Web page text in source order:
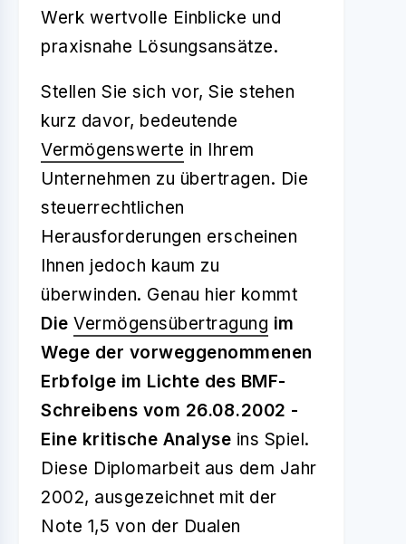
Werk wertvolle Einblicke und
praxisnahe Lösungsansätze.
Stellen Sie sich vor, Sie stehen
kurz davor, bedeutende
Vermögenswerte in Ihrem
Unternehmen zu übertragen. Die
steuerrechtlichen
Herausforderungen erscheinen
Ihnen jedoch kaum zu
überwinden. Genau hier kommt
Die Vermögensübertragung im
Wege der vorweggenommenen
Erbfolge im Lichte des BMF-
Schreibens vom 26.08.2002 -
Eine kritische Analyse ins Spiel.
Diese Diplomarbeit aus dem Jahr
2002, ausgezeichnet mit der
Note 1,5 von der Dualen